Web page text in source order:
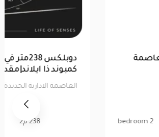
للبيع |شقة 99 متر|كمبوند ذا ايلاند العاصمة